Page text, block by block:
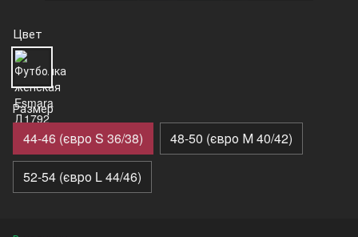
Цвет
Размер
44-46 (євро S 36/38) 48-50 (євро М 40/42)
52-54 (євро L 44/46)